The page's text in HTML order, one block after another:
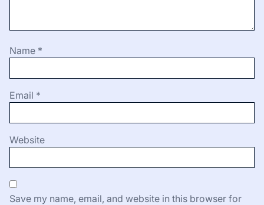
Name *
Email *
Website
Save my name, email, and website in this browser for